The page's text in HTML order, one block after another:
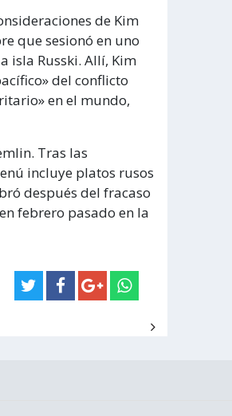
de Kim
que sesionó en uno
isla Russki. Allí, Kim
del conflicto
en el mundo,
Tras las
incluye platos rusos
después del fracaso
febrero pasado en la